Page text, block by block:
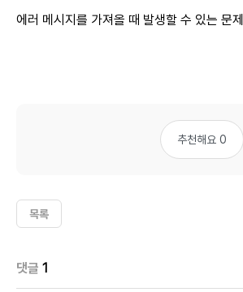
에러 메시지를 가져올 때 발생할 수 있는 문
추천해요 0
목록
댓글 1